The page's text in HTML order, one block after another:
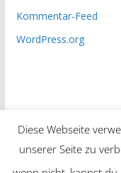
Kommentar-Feed
WordPress.org
Copyright © 2026
Diese Webseite
unserer Seite zu